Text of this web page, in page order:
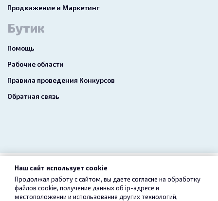
Продвижение и Маркетинг
Бутик
Помощь
Рабочие области
Правила проведения Конкурсов
Обратная связь
2026 freelance.boutique
Пользовательское соглашение Конфиденциальность
Наш сайт использует cookie
Продолжая работу с сайтом, вы даете согласие на обработку
файлов cookie, получение данных об ip-адресе и
местоположении и использование других технологий,